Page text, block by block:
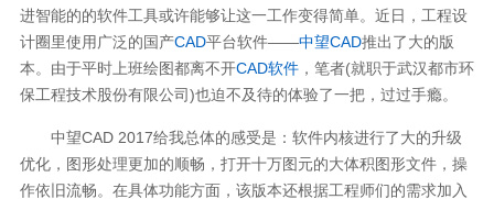
进智能的的软件工具或许能够让这一工作变得简单。近日，工程设
计圈里使用广泛的国产CAD平台软件——中望CAD推出了大的版
本。由于平时上班绘图都离不开CAD软件，笔者(就职于武汉都市环
保工程技术股份有限公司)也迫不及待的体验了一把，过过手瘾。
中望CAD 2017给我总体的感受是：软件内核进行了大的升级
优化，图形处理更加的顺畅，打开十万图元的大体积图形文件，操
作依旧流畅。在具体功能方面，该版本还根据工程师们的需求加入